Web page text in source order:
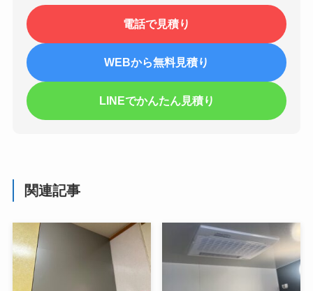
電話で見積り
WEBから無料見積り
LINEでかんたん見積り
関連記事